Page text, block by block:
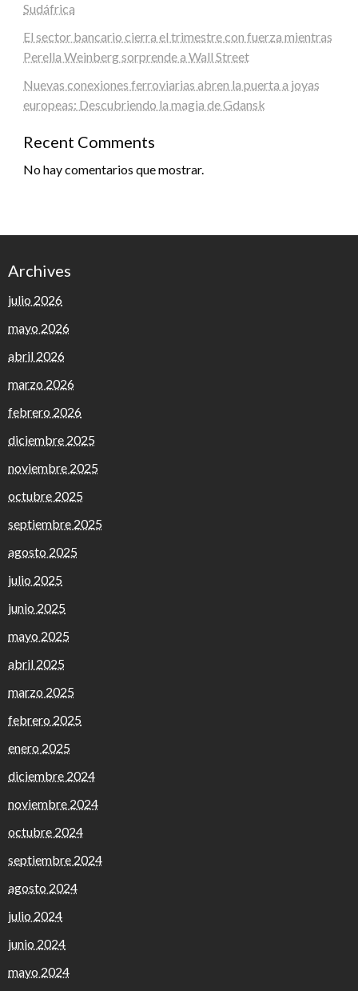
Sudáfrica
El sector bancario cierra el trimestre con fuerza mientras
Perella Weinberg sorprende a Wall Street
Nuevas conexiones ferroviarias abren la puerta a joyas
europeas: Descubriendo la magia de Gdansk
Recent Comments
No hay comentarios que mostrar.
Archives
julio 2026
mayo 2026
abril 2026
marzo 2026
febrero 2026
diciembre 2025
noviembre 2025
octubre 2025
septiembre 2025
agosto 2025
julio 2025
junio 2025
mayo 2025
abril 2025
marzo 2025
febrero 2025
enero 2025
diciembre 2024
noviembre 2024
octubre 2024
septiembre 2024
agosto 2024
julio 2024
junio 2024
mayo 2024